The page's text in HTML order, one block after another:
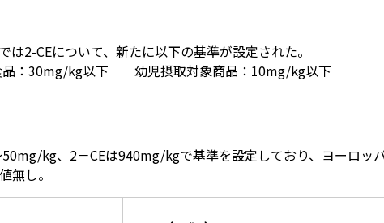
は2-CEについて、新たに以下の基準が設定された。
品：30mg/kg以下 幼児摂取対象商品：10mg/kg以下
kg、2－CEは940mg/kgで基準を設定しており、ヨーロッ
無し。